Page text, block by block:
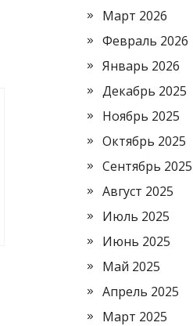
Март 2026
Февраль 2026
Январь 2026
Декабрь 2025
Ноябрь 2025
Октябрь 2025
Сентябрь 2025
Август 2025
Июль 2025
Июнь 2025
Май 2025
Апрель 2025
Март 2025